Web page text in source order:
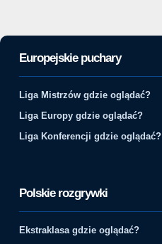
Europejskie puchary
Liga Mistrzów gdzie oglądać?
Liga Europy gdzie oglądać?
Liga Konferencji gdzie oglądać?
Polskie rozgrywki
Ekstraklasa gdzie oglądać?